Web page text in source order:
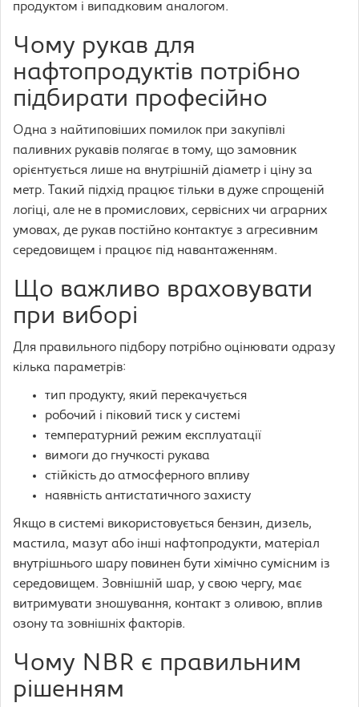
продуктом і випадковим аналогом.
Чому рукав для
нафтопродуктів потрібно
підбирати професійно
Одна з найтиповіших помилок при закупівлі
паливних рукавів полягає в тому, що замовник
орієнтується лише на внутрішній діаметр і ціну за
метр. Такий підхід працює тільки в дуже спрощеній
логіці, але не в промислових, сервісних чи аграрних
умовах, де рукав постійно контактує з агресивним
середовищем і працює під навантаженням.
Що важливо враховувати
при виборі
Для правильного підбору потрібно оцінювати одразу
кілька параметрів:
тип продукту, який перекачується
робочий і піковий тиск у системі
температурний режим експлуатації
вимоги до гнучкості рукава
стійкість до атмосферного впливу
наявність антистатичного захисту
Якщо в системі використовується бензин, дизель,
мастила, мазут або інші нафтопродукти, матеріал
внутрішнього шару повинен бути хімічно сумісним із
середовищем. Зовнішній шар, у свою чергу, має
витримувати зношування, контакт з оливою, вплив
озону та зовнішніх факторів.
Чому NBR є правильним
рішенням